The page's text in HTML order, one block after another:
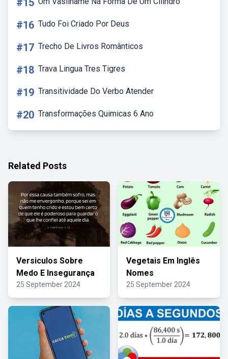
#15
#16 Tudo Foi Criado Por Deus
#17 Trecho De Livros Românticos
#18 Trava Lingua Tres Tigres
#19 Transitividade Do Verbo Atender
#20 Transformações Quimicas 6 Ano
Related Posts
Versiculos Sobre
Medo E Insegurança
25 September 2024
Vegetais Em Inglês
Nomes
25 September 2024